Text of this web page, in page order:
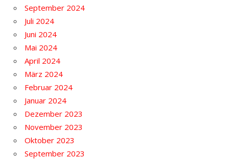
September 2024
Juli 2024
Juni 2024
Mai 2024
April 2024
März 2024
Februar 2024
Januar 2024
Dezember 2023
November 2023
Oktober 2023
September 2023